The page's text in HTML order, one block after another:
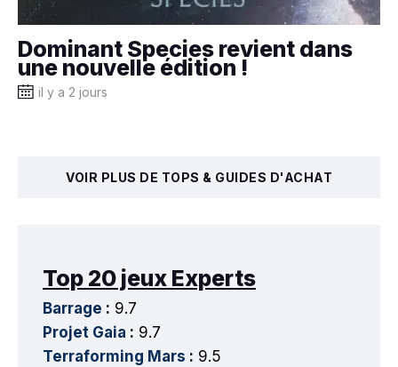
Dominant Species revient dans
une nouvelle édition !
il y a 2 jours
VOIR PLUS DE TOPS & GUIDES D'ACHAT
Top 20 jeux Experts
Barrage : 9.7
Projet Gaia : 9.7
Terraforming Mars : 9.5